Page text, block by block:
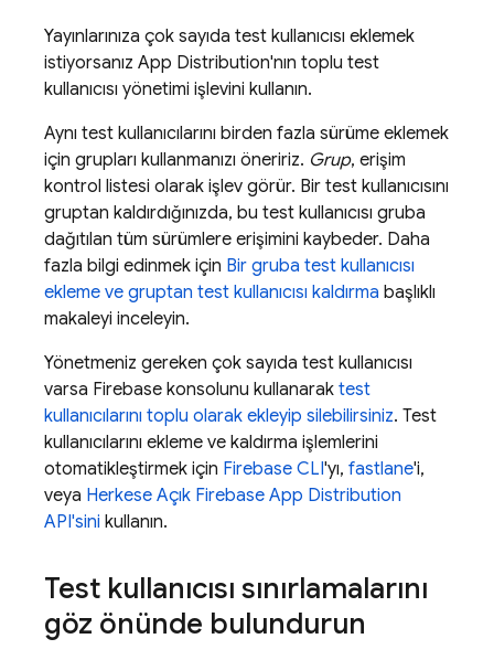
Yayınlarınıza çok sayıda test kullanıcısı eklemek
istiyorsanız App Distribution'nın toplu test
kullanıcısı yönetimi işlevini kullanın.
Aynı test kullanıcılarını birden fazla sürüme eklemek
için grupları kullanmanızı öneririz. Grup, erişim
kontrol listesi olarak işlev görür. Bir test kullanıcısını
gruptan kaldırdığınızda, bu test kullanıcısı gruba
dağıtılan tüm sürümlere erişimini kaybeder. Daha
fazla bilgi edinmek için Bir gruba test kullanıcısı
ekleme ve gruptan test kullanıcısı kaldırma başlıklı
makaleyi inceleyin.
Yönetmeniz gereken çok sayıda test kullanıcısı
varsa Firebase konsolunu kullanarak test
kullanıcılarını toplu olarak ekleyip silebilirsiniz. Test
kullanıcılarını ekleme ve kaldırma işlemlerini
otomatikleştirmek için Firebase CLI'yı, fastlane'i,
veya Herkese Açık Firebase App Distribution
API'sini kullanın.
Test kullanıcısı sınırlamalarını
göz önünde bulundurun